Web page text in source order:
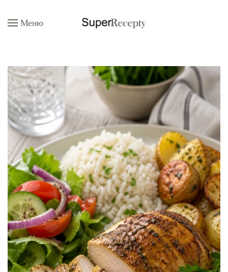
Перейти к содержимому
Меню